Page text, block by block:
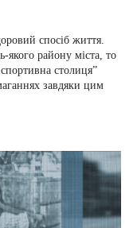
спосіб життя.
якого району міста, то
столиця”
завдяки цим